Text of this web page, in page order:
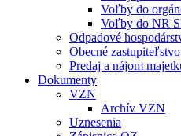
Voľby do
Voľby do NR
Odpadové
Obecné zastupiteľstvo
Predaj a nájom
Dokumenty
VZN
Archív VZN
Uznesenia